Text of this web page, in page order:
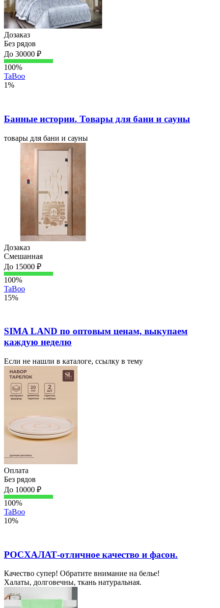
Дозаказ
Без рядов
До 30000 ₽
100%
TaBoo
1%
Банные истории. Товары для бани и сауны
товары для бани и сауны
Дозаказ
Смешанная
До 15000 ₽
100%
TaBoo
15%
SIMA LAND по оптовым ценам, выкупаем
каждую неделю
Если не нашли в каталоге, ссылку в тему
Оплата
Без рядов
До 10000 ₽
100%
TaBoo
10%
РОСХАЛАТ-отличное качество и фасон.
Качество супер! Обратите внимание на белье!
Халаты, долговечны, ткань натуральная.